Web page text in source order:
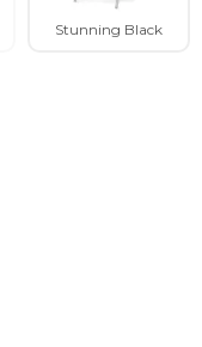
Stunning Black